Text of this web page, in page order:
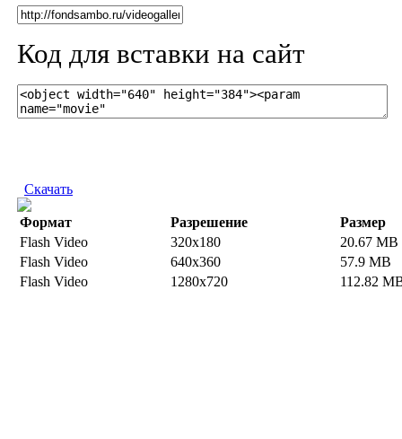
Код для вставки на сайт
Скачать
Формат Разрешение
Размер
Flash Video
320x180
20.67 MB
Flash Video
640x360
57.9 MB
Flash Video
1280x720 112.82